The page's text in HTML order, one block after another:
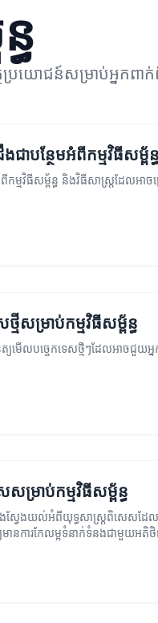
ធ
រយោជន៍សម្រាប់អ្នកពាក់
ាបន្ថែមអំពីកម្មវិធីសម្ព័ន្ធ
ម្មវិធីសម្ព័ន្ធ និងវិធីសាស្ត្រដែលអាច
ថ្មីសម្រាប់កម្មវិធីសម្ព័ន្ធ
យមើលបច្ចេកទេសថ្មីៗដែលអាចជួយអ្នក
ម្រាប់កម្មវិធីសម្ព័ន្ធ
ស្វែងយល់អំពីយុទ្ធសាស្ត្រពិសេសដែលអ
មានការកែលម្អទំនាក់ទំនងជាមួយអតិ